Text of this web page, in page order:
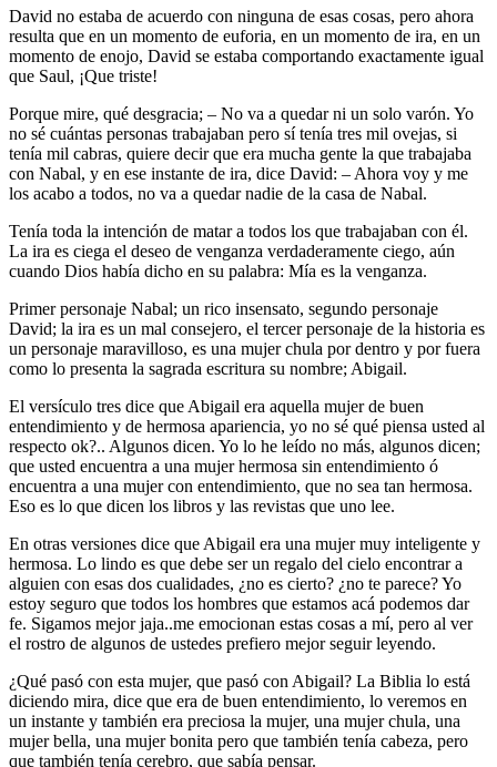
David no estaba de acuerdo con ninguna de esas cosas, pero ahora
resulta que en un momento de euforia, en un momento de ira, en un
momento de enojo, David se estaba comportando exactamente igual
que Saul, ¡Que triste!
Porque mire, qué desgracia; – No va a quedar ni un solo varón. Yo
no sé cuántas personas trabajaban pero sí tenía tres mil ovejas, si
tenía mil cabras, quiere decir que era mucha gente la que trabajaba
con Nabal, y en ese instante de ira, dice David: – Ahora voy y me
los acabo a todos, no va a quedar nadie de la casa de Nabal.
Tenía toda la intención de matar a todos los que trabajaban con él.
La ira es ciega el deseo de venganza verdaderamente ciego, aún
cuando Dios había dicho en su palabra: Mía es la venganza.
Primer personaje Nabal; un rico insensato, segundo personaje
David; la ira es un mal consejero, el tercer personaje de la historia es
un personaje maravilloso, es una mujer chula por dentro y por fuera
como lo presenta la sagrada escritura su nombre; Abigail.
El versículo tres dice que Abigail era aquella mujer de buen
entendimiento y de hermosa apariencia, yo no sé qué piensa usted al
respecto ok?.. Algunos dicen. Yo lo he leído no más, algunos dicen;
que usted encuentra a una mujer hermosa sin entendimiento ó
encuentra a una mujer con entendimiento, que no sea tan hermosa.
Eso es lo que dicen los libros y las revistas que uno lee.
En otras versiones dice que Abigail era una mujer muy inteligente y
hermosa. Lo lindo es que debe ser un regalo del cielo encontrar a
alguien con esas dos cualidades, ¿no es cierto? ¿no te parece? Yo
estoy seguro que todos los hombres que estamos acá podemos dar
fe. Sigamos mejor jaja..me emocionan estas cosas a mí, pero al ver
el rostro de algunos de ustedes prefiero mejor seguir leyendo.
¿Qué pasó con esta mujer, que pasó con Abigail? La Biblia lo está
diciendo mira, dice que era de buen entendimiento, lo veremos en
un instante y también era preciosa la mujer, una mujer chula, una
mujer bella, una mujer bonita pero que también tenía cabeza, pero
que también tenía cerebro, que sabía pensar.